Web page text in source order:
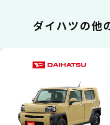
一括払
いままで難しかったカ
一括（一回）払いで可
ダイハツの他